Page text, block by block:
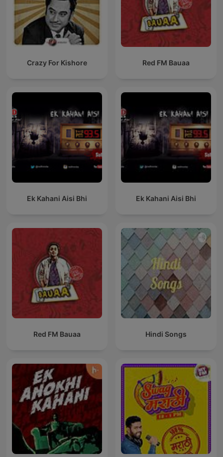
Crazy For Kishore Red FM Bauaa
Ek Kahani Aisi Bhi Ek Kahani Aisi Bhi
Red FM Bauaa Hindi Songs